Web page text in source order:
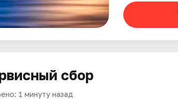
сбор
1 минуту назад